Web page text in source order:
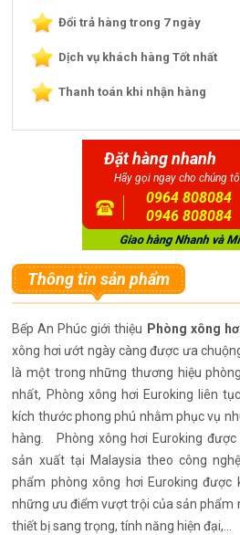
Đổi trả hàng trong 7 ngày
Dịch vụ khách hàng Tốt nhất
Thanh toán khi nhận hàng
Đặt hàng nhanh
Hãy gọi ngay cho chúng
0964 808084
0946 808084
Thông tin sản phẩm
Bếp An Phúc giới thiệu Phòng xông
xông hơi ướt ngày càng được ưa
là một trong những thương hiệu
nhất, Phòng xông hơi Euroking liên
kích thước phong phú nhằm phục vụ
hàng. Phòng xông hơi Euroking
sản xuất tại Malaysia theo công
phẩm phòng xông hơi Euroking được
những ưu điểm vượt trội của sản phẩm
thiết bị sang trọng, tính năng hiện đại,...